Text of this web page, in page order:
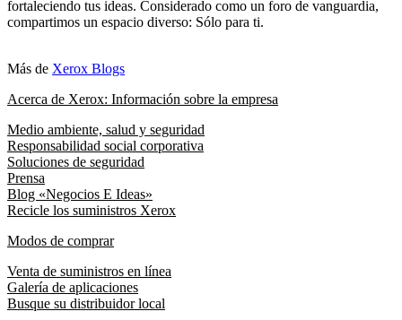
fortaleciendo tus ideas. Considerado como un foro de vanguardia,
compartimos un espacio diverso: Sólo para ti.
Más de Xerox Blogs
Acerca de Xerox: Información sobre la empresa
Medio ambiente, salud y seguridad
Responsabilidad social corporativa
Soluciones de seguridad
Prensa
Blog «Negocios E Ideas»
Recicle los suministros Xerox
Modos de comprar
Venta de suministros en línea
Galería de aplicaciones
Busque su distribuidor local